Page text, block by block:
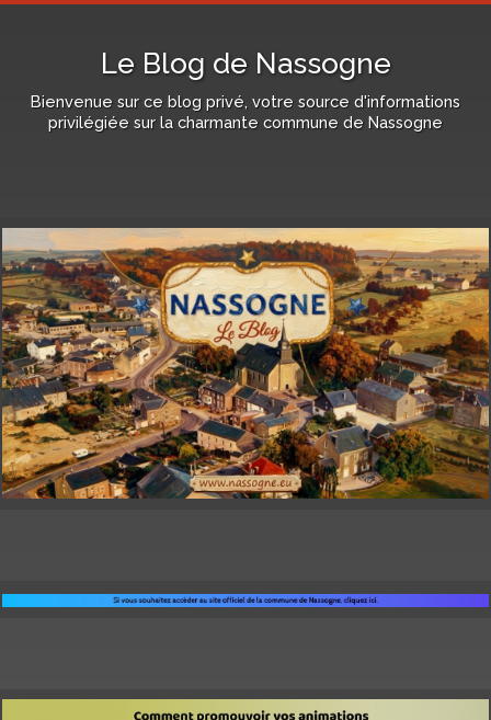
Le Blog de Nassogne
Bienvenue sur ce blog privé, votre source d'informations
privilégiée sur la charmante commune de Nassogne